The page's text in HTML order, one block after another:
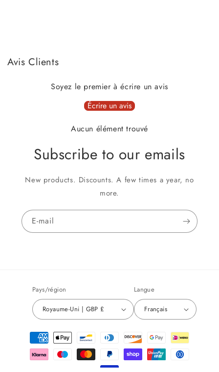
Avis Clients
Soyez le premier à écrire un avis
Écrire un avis
Aucun élément trouvé
Subscribe to our emails
New products. Discounts. A few times a year, no
more.
E-mail
Pays/région
Royaume-Uni | GBP £
Langue
Français
Moyens
paiement